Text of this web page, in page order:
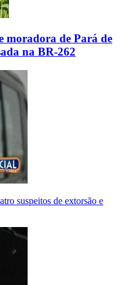
moradora de Pará de
na BR-262
suspeitos de extorsão e